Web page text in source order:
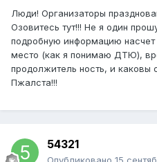
Люди! Организаторы
Озовитесь тут!!! Не я один
подробную информацию насчет
место (как я понимаю ДТЮ),
продолжитель ность, и каковы
Пжалста!!!
54321